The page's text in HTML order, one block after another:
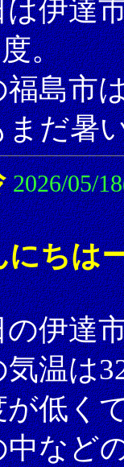
は伊達
。
福島市
まだ暑
2026/05/
にちは
の伊達
気温は
が低く
中など